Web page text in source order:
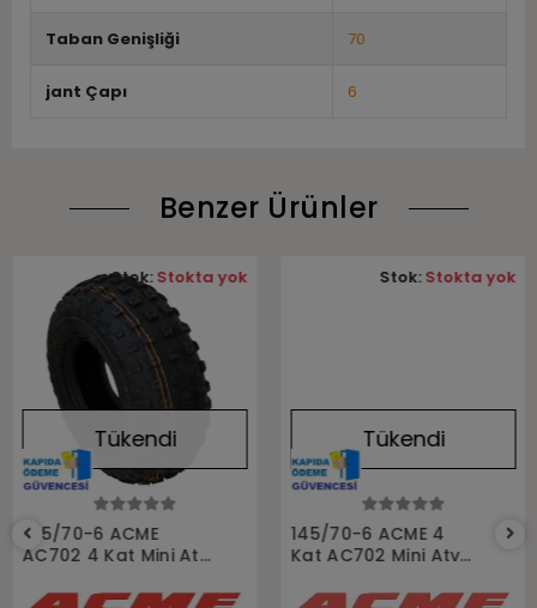
Taban Genişliği 70
jant Çapı 6
Benzer Ürünler
Stokta Yok
Tükendi
145/70-6 ACME
AC702 4 Kat Mini Atv
Stok:Stokta yok
Stokta Yok
Tükendi
145/70-6 ACME 4
Kat AC702 Mini Atv
Stok:Stokta yok